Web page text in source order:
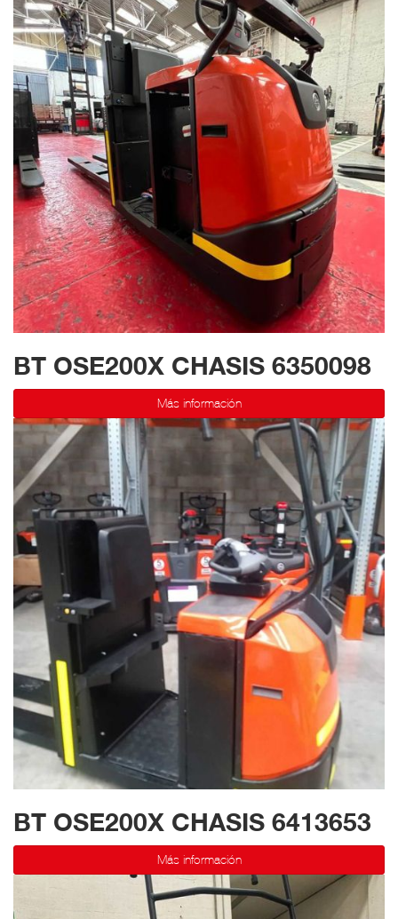
BT OSE200X CHASIS 6350098
Más información
BT OSE200X CHASIS 6413653
Más información